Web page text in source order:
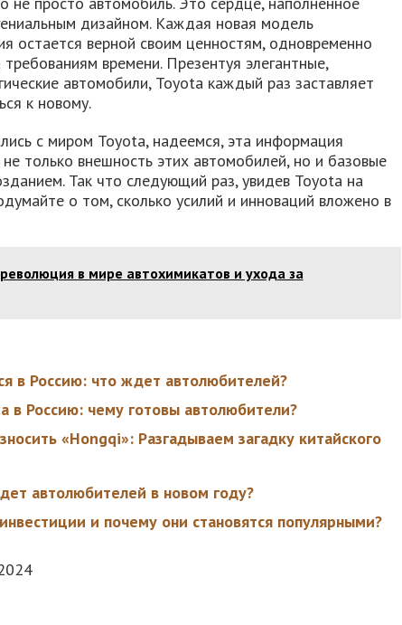
дизайном. Каждая новая модель
остается верной своим ценностям, одновременно
времени. Презентуя элегантные,
автомобили, Toyota каждый раз заставляет
к новому.
с миром Toyota, надеемся, эта информация
только внешность этих автомобилей, но и базовые
Так что следующий раз, увидев Toyota на
о том, сколько усилий и инноваций вложено в
в мире автохимикатов и ухода за
в Россию: что ждет автолюбителей?
в Россию: чему готовы автолюбители?
«Hongqi»: Разгадываем загадку китайского
автолюбителей в новом году?
и почему они становятся популярными?